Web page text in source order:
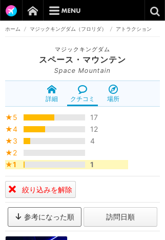
ホーム / マジックキングダム（フロリダ） / アトラクション
マジックキングダム
スペース・マウンテン
Space Mountain
詳細 クチコミ 場所
★5
17
★4
12
★3
4
★2
★1
1
絞り込みを解除
参考になった順 訪問日順